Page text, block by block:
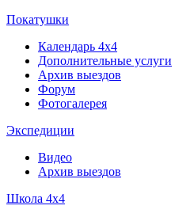
Покатушки
Календарь 4х4
Дополнительные услуги
Архив выездов
Форум
Фотогалерея
Экспедиции
Видео
Архив выездов
Школа 4х4